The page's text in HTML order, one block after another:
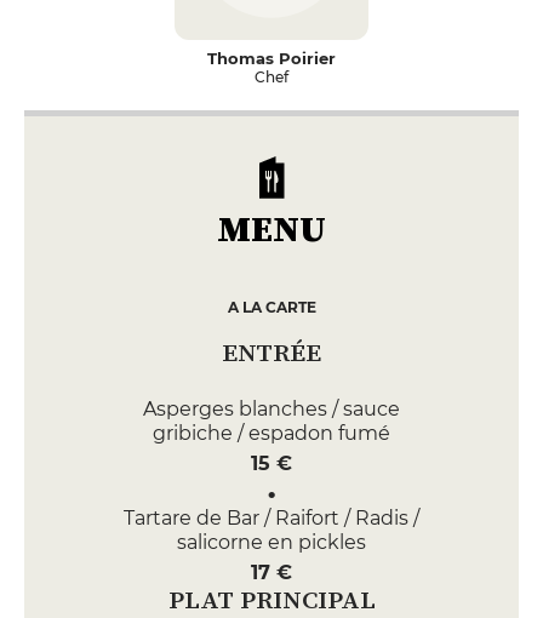
Thomas Poirier
Chef
MENU
A LA CARTE
ENTRÉE
Asperges blanches / sauce
gribiche / espadon fumé
15 €
Tartare de Bar / Raifort / Radis /
salicorne en pickles
17 €
PLAT PRINCIPAL